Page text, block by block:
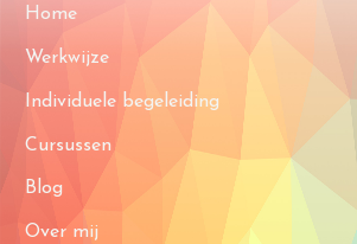
Home
Werkwijze
Individuele begeleiding
Cursussen
Blog
Over mij